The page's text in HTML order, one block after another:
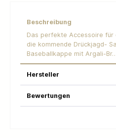
Beschreibung
Das perfekte Accessoire
die kommende Drückjagd-
Baseballkappe mit Argali-
Hersteller
Bewertungen